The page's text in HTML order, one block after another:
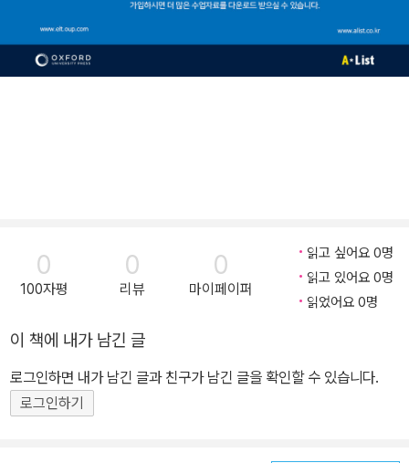
0
100자평
0
리뷰
0
마이페이퍼
읽고 싶어요 0명
읽고 있어요 0명
읽었어요 0명
이 책에 내가 남긴 글
로그인하면 내가 남긴 글과 친구가 남긴 글을 확인할 수 있습니다.
로그인하기